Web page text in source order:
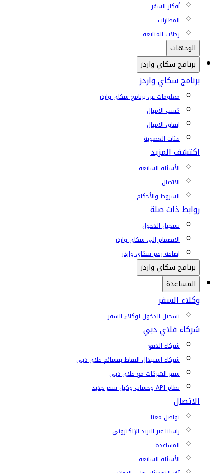
أفكار السفر
المطارات
رحلات المتابعة
الوجهات
برنامج سكاي واردز
برنامج سكاي واردز
معلومات عن برنامج سكاي واردز
كسب الأميال
إنفاق الأميال
فئات العضوية
اكتشف المزيد
الأسئلة الشائعة
الاتصال
الشروط والأحكام
روابط ذات صلة
تسجيل الدخول
الانضمام إلى سكاي واردز
إضافة رقم سكاي واردز
برنامج سكاي واردز
المساعدة
وكلاء السفر
تسجيل الدخول لوكلاء السفر
شركاء فلاي دبي
شركاء الدفع
شركاء استبدال النقاط بقسائم فلاي دبي
سفر الشركات مع فلاي دبي
نظام API وحساب وكيل سفر جديد
الاتصال
تواصل معنا
راسلنا عبر البريد الإلكتروني
المساعدة
الأسئلة الشائعة